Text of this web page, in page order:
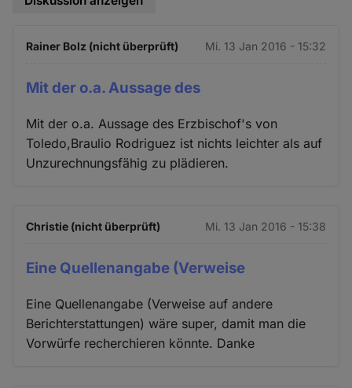
Rainer Bolz (nicht überprüft) Mi. 13 Jan 2016 - 15:32
Mit der o.a. Aussage des
Mit der o.a. Aussage des Erzbischof's von
Toledo,Braulio Rodriguez ist nichts leichter als auf
Unzurechnungsfähig zu plädieren.
Christie (nicht überprüft) Mi. 13 Jan 2016 - 15:38
Eine Quellenangabe (Verweise
Eine Quellenangabe (Verweise auf andere
Berichterstattungen) wäre super, damit man die
Vorwürfe recherchieren könnte. Danke